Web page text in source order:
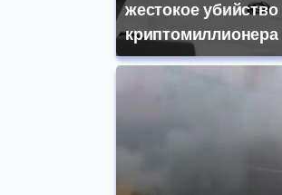
жестокое убийство
криптомиллионера